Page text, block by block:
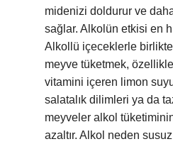
midenizi doldurur ve
sağlar. Alkolün etkisi en
Alkollü içeceklerle
meyve tüketmek,
vitamini içeren limon
salatalık dilimleri ya da
meyveler alkol
azaltır. Alkol neden